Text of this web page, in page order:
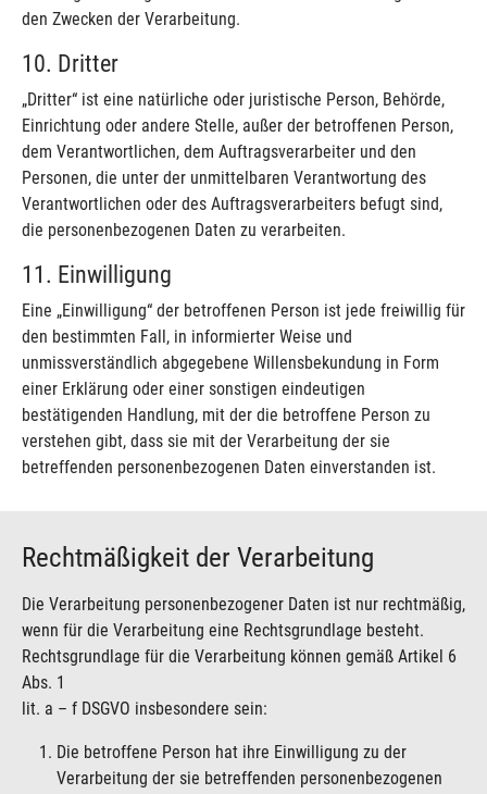
den Zwecken der Verarbeitung.
10. Dritter
„Dritter“ ist eine natürliche oder juristische Person, Behörde,
Einrichtung oder andere Stelle, außer der betroffenen Person,
dem Verantwortlichen, dem Auftragsverarbeiter und den
Personen, die unter der unmittelbaren Verantwortung des
Verantwortlichen oder des Auftragsverarbeiters befugt sind,
die personenbezogenen Daten zu verarbeiten.
11. Einwilligung
Eine „Einwilligung“ der betroffenen Person ist jede freiwillig für
den bestimmten Fall, in informierter Weise und
unmissverständlich abgegebene Willensbekundung in Form
einer Erklärung oder einer sonstigen eindeutigen
bestätigenden Handlung, mit der die betroffene Person zu
verstehen gibt, dass sie mit der Verarbeitung der sie
betreffenden personenbezogenen Daten einverstanden ist.
Rechtmäßigkeit der Verarbeitung
Die Verarbeitung personenbezogener Daten ist nur rechtmäßig,
wenn für die Verarbeitung eine Rechtsgrundlage besteht.
Rechtsgrundlage für die Verarbeitung können gemäß Artikel 6
Abs. 1
lit. a – f DSGVO insbesondere sein:
Die betroffene Person hat ihre Einwilligung zu der
Verarbeitung der sie betreffenden personenbezogenen